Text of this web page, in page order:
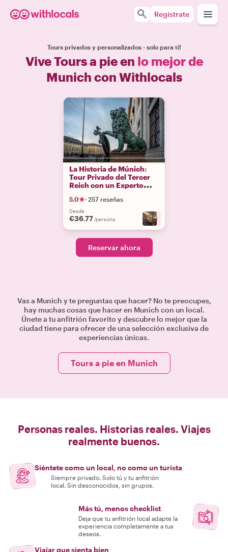
Regístrate
Tours privados y personalizados - solo para ti!
Vive Tours a pie en lo mejor de
Munich con Withlocals
La Historia de Múnich:
Tour Privado del Tercer
Reich con un Experto
5.0 · 257 reseñas
Desde
€36.77 /persona +3
Reservar ahora
Vas a Munich y te preguntas que hacer? No te preocupes,
hay muchas cosas que hacer en Munich con un local.
Únete a tu anfitrión favorito y descubre lo mejor que la
ciudad tiene para ofrecer de una selección exclusiva de
experiencias únicas.
Tours a pie en Munich
Personas reales. Historias reales. Viajes
realmente buenos.
Siéntete como un local, no como un turista
Siempre privado. Solo tú y tu anfitrión
local. Sin desconocidos, sin grupos.
Más tú, menos checklist
Deja que tu anfitrión local adapte la
experiencia completamente a tus
deseos.
Viajar que sienta bien